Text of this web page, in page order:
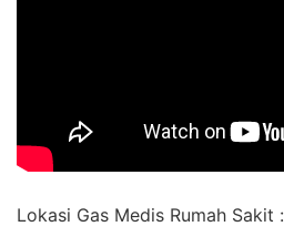
Lokasi Gas Medis Rumah Sakit :